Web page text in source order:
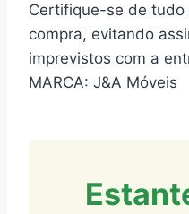
Certifique-se de
compra, evitando
imprevistos com a
MARCA: J&A Móveis